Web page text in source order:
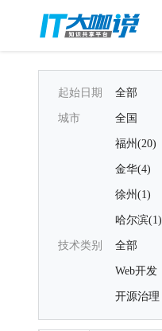
起始日期 全部
城市 全国
福州(20)
金华(4)
徐州(1)
哈尔滨(1)
技术类别 全部
Web开发
开源治理